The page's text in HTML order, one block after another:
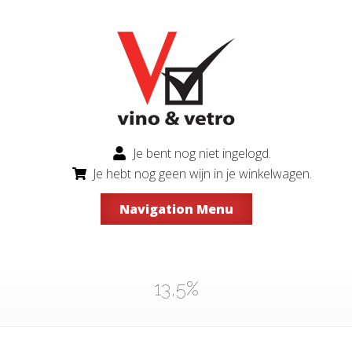
Je bent nog niet ingelogd.
Je hebt nog geen wijn in je winkelwagen.
Navigation Menu
13,5%